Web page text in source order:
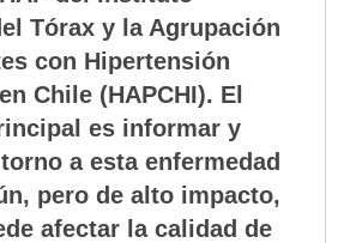
Tórax y la Agrupación
con Hipertensión
Chile (HAPCHI). El
es informar y
a esta enfermedad
pero de alto impacto,
afectar la calidad de